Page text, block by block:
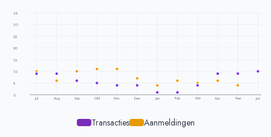
35
30
25
20
15
10
5
0
Jul Aug Sep Okt Nov Dec Jan Feb Mrt Apr Mei Jun
Transacties Aanmeldingen